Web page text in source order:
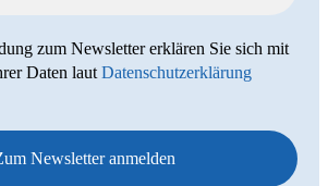
zum Newsletter erklären Sie sich mit
Daten laut Datenschutzerklärung